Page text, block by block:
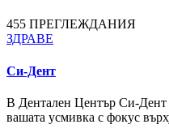
455 ПРЕГЛЕЖДАНИЯ
ЗДРАВЕ
Си-Дент
В Дентален Център Си-Дент
вашата усмивка с фокус